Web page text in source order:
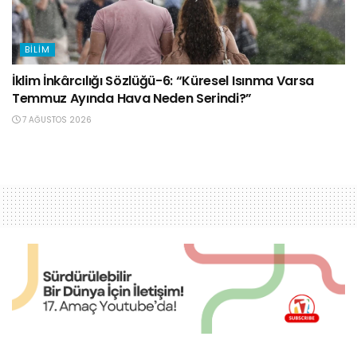
BILIM
İklim İnkârcılığı Sözlüğü-6: “Küresel Isınma Varsa
Temmuz Ayında Hava Neden Serindi?”
7 AĞUSTOS 2026